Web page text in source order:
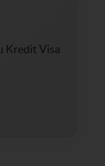
Kredit Visa